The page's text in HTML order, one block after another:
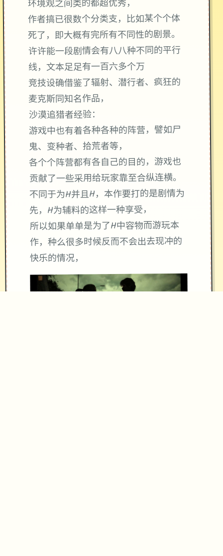
环境观之间类的都超优秀，
作者搞已很数个分类支，比如某个个体
死了，即大概有完所有不同性的剧景。
许许能一段剧情会有八八种不同的平行
线，文本足足有一百六多个万
竞技设确借鉴了辐射、潜行者、疯狂的
麦克斯同知名作品，
沙漠追猎者经验：
游戏中也有着各种各种的阵营，譬如尸
鬼、变种者、拾荒者等，
各个个阵营都有各自己的目的，游戏也
贡献了一些采用给玩家靠至合纵连横。
不同于为H并且H，本作要打的是剧情为
先，H为辅料的这样一种享受，
所以如果单单是为了H中容物而游玩本
作，种么很多时候反而不会出去现冲的
快乐的情况，